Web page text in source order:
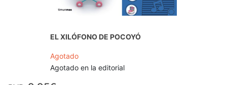
EL XILÓFONO DE POCOYÓ
Agotado
Agotado en la editorial